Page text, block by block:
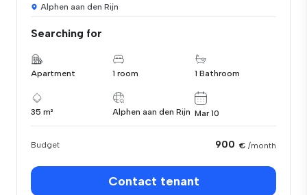
Alphen aan den Rijn
Searching for
Apartment 1 room 1 Bathroom
35 m² Alphen aan den Rijn Mar 10
Budget 900 € /month
Contact tenant